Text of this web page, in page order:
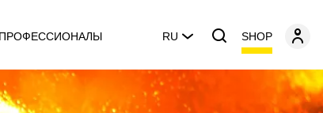
ПРОФЕССИОНАЛЫ RU SHOP